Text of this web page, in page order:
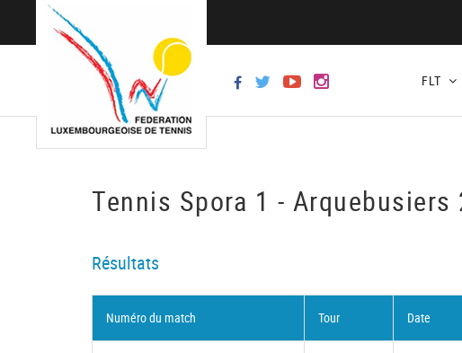
FLT
Tennis Spora 1 - Arquebusiers
Résultats
Numéro du match Tour Date